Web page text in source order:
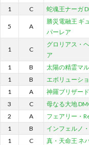
1
C 蛇魂王ナーガ
5 A
勝災電融王 ギ
パーレア
1 C
グロリアス・
ア
1 B 太陽の精霊マ
1
B エボリューシ
1
A 神羅ブリザー
3
C 母なる大地
2
A フェアリー・
1
B インフェルノ
1
C 真・天命王 ネ